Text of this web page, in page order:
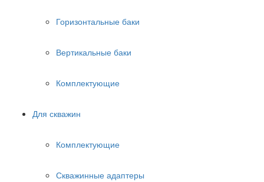
Горизонтальные баки
Вертикальные баки
Комплектующие
Для скважин
Комплектующие
Скважинные адаптеры